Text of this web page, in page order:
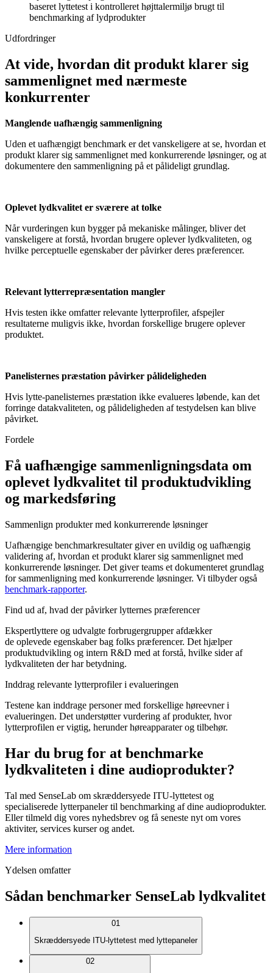
baseret lyttetest i kontrolleret højttalermiljø brugt til
benchmarking af lydprodukter
Udfordringer
At vide, hvordan dit produkt klarer sig
sammenlignet med nærmeste
konkurrenter
Manglende uafhængig sammenligning
Uden et uafhængigt benchmark er det vanskeligere at se, hvordan et
produkt klarer sig sammenlignet med konkurrerende løsninger, og at
dokumentere den sammenligning på et pålideligt grundlag.
Oplevet lydkvalitet er sværere at tolke
Når vurderingen kun bygger på mekaniske målinger, bliver det
vanskeligere at forstå, hvordan brugere oplever lydkvaliteten, og
hvilke perceptuelle egenskaber der påvirker deres præferencer.
Relevant lytterrepræsentation mangler
Hvis testen ikke omfatter relevante lytterprofiler, afspejler
resultaterne muligvis ikke, hvordan forskellige brugere oplever
produktet.
Panelisternes præstation påvirker pålideligheden
Hvis lytte-panelisternes præstation ikke evalueres løbende, kan det
forringe datakvaliteten, og pålideligheden af testydelsen kan blive
påvirket.
Fordele
Få uafhængige sammenligningsdata om
oplevet lydkvalitet til produktudvikling
og markedsføring
Sammenlign produkter med konkurrerende løsninger
Uafhængige benchmarkresultater giver en uvildig og uafhængig
validering af, hvordan et produkt klarer sig sammenlignet med
konkurrerende løsninger. Det giver teams et dokumenteret grundlag
for sammenligning med konkurrerende løsninger. Vi tilbyder også
benchmark-rapporter.
Find ud af, hvad der påvirker lytternes præferencer
Ekspertlyttere og udvalgte forbrugergrupper afdækker
de oplevede egenskaber bag folks præferencer. Det hjælper
produktudvikling og intern R&D med at forstå, hvilke sider af
lydkvaliteten der har betydning.
Inddrag relevante lytterprofiler i evalueringen
Testene kan inddrage personer med forskellige høreevner i
evalueringen. Det understøtter vurdering af produkter, hvor
lytterprofilen er vigtig, herunder høreapparater og tilbehør.
Har du brug for at benchmarke
lydkvaliteten i dine audioprodukter?
Tal med SenseLab om skræddersyede ITU-lyttetest og
specialiserede lytterpaneler til benchmarking af dine audioprodukter.
Eller tilmeld dig vores nyhedsbrev og få seneste nyt om vores
aktiviter, services kurser og andet.
Mere information
Ydelsen omfatter
Sådan benchmarker SenseLab lydkvalitet
01
Skræddersyede ITU-lyttetest med lyttepaneler
02